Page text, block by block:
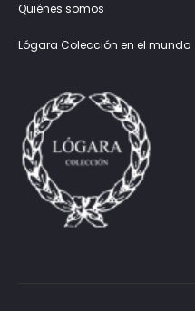
Quiénes somos
Lógara Colección en el mundo